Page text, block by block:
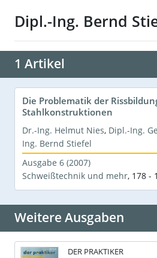
Dipl.-Ing. Bernd
1 Artikel
Die Problematik der
Stahlkonstruktionen
Dr.-Ing. Helmut Nies, Dipl.-Ing.
Ing. Bernd Stiefel
Ausgabe 6 (2007)
Schweißtechnik und mehr, 178 -
Weitere Ausgaben
DER PRAKTIKER